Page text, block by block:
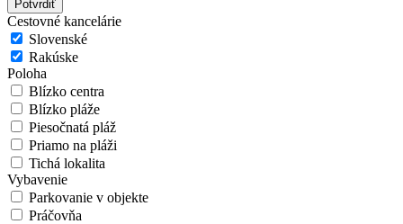
Potvrdiť
Cestovné kancelárie
Slovenské
Rakúske
Poloha
Blízko centra
Blízko pláže
Piesočnatá pláž
Priamo na pláži
Tichá lokalita
Vybavenie
Parkovanie v objekte
Práčovňa